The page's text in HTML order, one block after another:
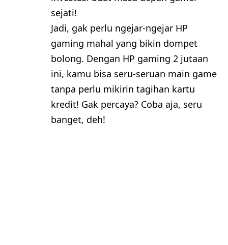
sejati!
Jadi, gak perlu ngejar-ngejar HP
gaming mahal yang bikin dompet
bolong. Dengan HP gaming 2 jutaan
ini, kamu bisa seru-seruan main game
tanpa perlu mikirin tagihan kartu
kredit! Gak percaya? Coba aja, seru
banget, deh!